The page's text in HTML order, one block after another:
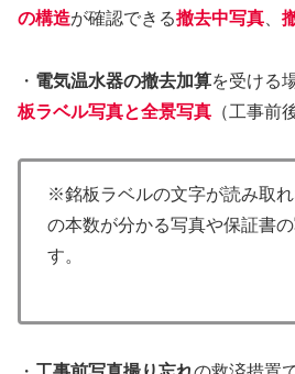
の構造が確認できる撤去中写真
・ 電気温水器の撤去加算を受ける
板ラベル写真と全景写真 （工事前
※銘板ラベルの文字が読み取
の本数が分かる写真や保証書
す。